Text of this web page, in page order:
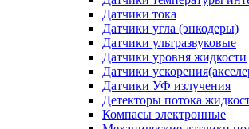
Датчики тока
Датчики угла (энкодеры)
Датчики ультразвуковые
Датчики уровня жидкости
Датчики
Датчики УФ излучения
Детекторы потока
Компасы электронные